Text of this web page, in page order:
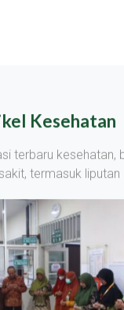
Kesehatan
terbaru kesehatan,
termasuk liputan